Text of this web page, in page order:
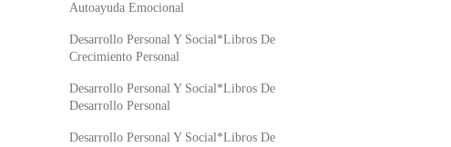
Autoayuda Emocional
Desarrollo Personal Y Social*Libros De
Crecimiento Personal
Desarrollo Personal Y Social*Libros De
Desarrollo Personal
Desarrollo Personal Y Social*Libros De